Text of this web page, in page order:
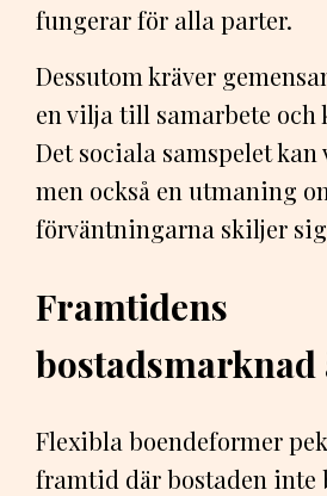
fungerar för alla parter.
Dessutom kräver
en vilja till samarbete och
Det sociala samspelet kan
men också en utmaning
förväntningarna skiljer
Framtidens
Flexibla boendeformer
framtid där bostaden inte